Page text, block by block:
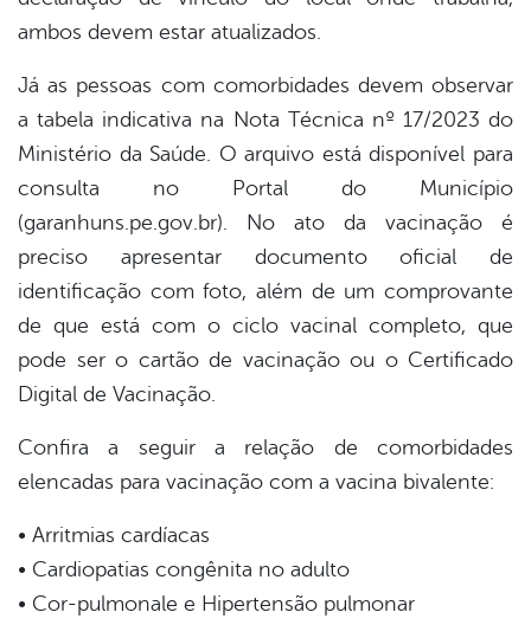
ambos devem estar atualizados.
Já as pessoas com comorbidades devem observar
a tabela indicativa na Nota Técnica nº 17/2023 do
Ministério da Saúde. O arquivo está disponível para
consulta no Portal do Município
(garanhuns.pe.gov.br). No ato da vacinação é
preciso apresentar documento oficial de
identificação com foto, além de um comprovante
de que está com o ciclo vacinal completo, que
pode ser o cartão de vacinação ou o Certificado
Digital de Vacinação.
Confira a seguir a relação de comorbidades
elencadas para vacinação com a vacina bivalente:
• Arritmias cardíacas
• Cardiopatias congênita no adulto
• Cor-pulmonale e Hipertensão pulmonar